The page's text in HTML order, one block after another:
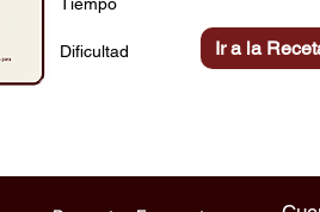
Ir a la
Dificultad